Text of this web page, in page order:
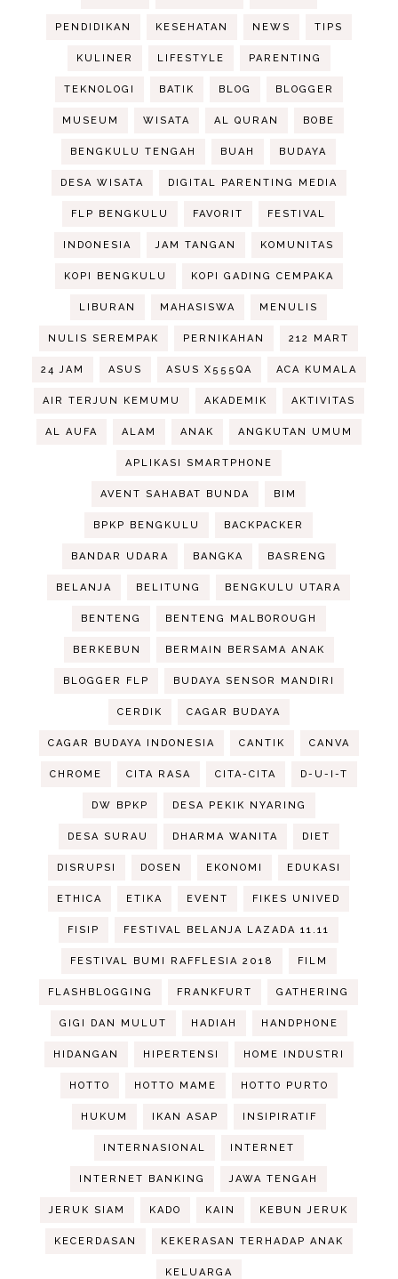
PENDIDIKAN KESEHATAN NEWS TIPS
KULINER LIFESTYLE PARENTING
TEKNOLOGI BATIK BLOG BLOGGER
MUSEUM WISATA AL QURAN BOBE
BENGKULU TENGAH BUAH BUDAYA
DESA WISATA DIGITAL PARENTING MEDIA
FLP BENGKULU FAVORIT FESTIVAL
INDONESIA JAM TANGAN KOMUNITAS
KOPI BENGKULU KOPI GADING CEMPAKA
LIBURAN MAHASISWA MENULIS
NULIS SEREMPAK PERNIKAHAN 212 MART
24 JAM ASUS ASUS X555QA ACA KUMALA
AIR TERJUN KEMUMU AKADEMIK AKTIVITAS
AL AUFA ALAM ANAK ANGKUTAN UMUM
APLIKASI SMARTPHONE
AVENT SAHABAT BUNDA BIM
BPKP BENGKULU BACKPACKER
BANDAR UDARA BANGKA BASRENG
BELANJA BELITUNG BENGKULU UTARA
BENTENG BENTENG MALBOROUGH
BERKEBUN BERMAIN BERSAMA ANAK
BLOGGER FLP BUDAYA SENSOR MANDIRI
CERDIK CAGAR BUDAYA
CAGAR BUDAYA INDONESIA CANTIK CANVA
CHROME CITA RASA CITA-CITA D-U-I-T
DW BPKP DESA PEKIK NYARING
DESA SURAU DHARMA WANITA DIET
DISRUPSI DOSEN EKONOMI EDUKASI
ETHICA ETIKA EVENT FIKES UNIVED
FISIP FESTIVAL BELANJA LAZADA 11.11
FESTIVAL BUMI RAFFLESIA 2018 FILM
FLASHBLOGGING FRANKFURT GATHERING
GIGI DAN MULUT HADIAH HANDPHONE
HIDANGAN HIPERTENSI HOME INDUSTRI
HOTTO HOTTO MAME HOTTO PURTO
HUKUM IKAN ASAP INSIPIRATIF
INTERNASIONAL INTERNET
INTERNET BANKING JAWA TENGAH
JERUK SIAM KADO KAIN KEBUN JERUK
KECERDASAN KEKERASAN TERHADAP ANAK
KELUARGA